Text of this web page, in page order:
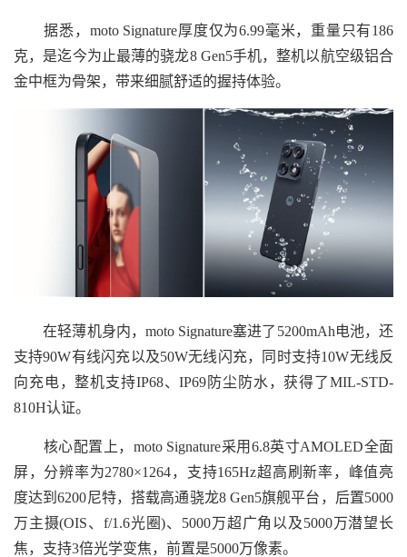
据悉，moto Signature厚度仅为6.99毫米，重量只有186
克，是迄今为止最薄的骁龙8 Gen5手机，整机以航空级铝合
金中框为骨架，带来细腻舒适的握持体验。
在轻薄机身内，moto Signature塞进了5200mAh电池，还
支持90W有线闪充以及50W无线闪充，同时支持10W无线反
向充电，整机支持IP68、IP69防尘防水，获得了MIL-STD-
810H认证。
核心配置上，moto Signature采用6.8英寸AMOLED全面
屏，分辨率为2780×1264，支持165Hz超高刷新率，峰值亮
度达到6200尼特，搭载高通骁龙8 Gen5旗舰平台，后置5000
万主摄(OIS、f/1.6光圈)、5000万超广角以及5000万潜望长
焦，支持3倍光学变焦，前置是5000万像素。